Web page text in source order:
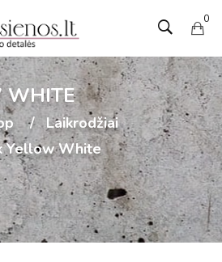
0
WHITE
Laikrodžiai
Yellow White